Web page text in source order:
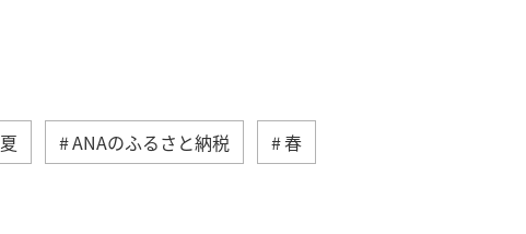
夏 ANAのふるさと納税 春